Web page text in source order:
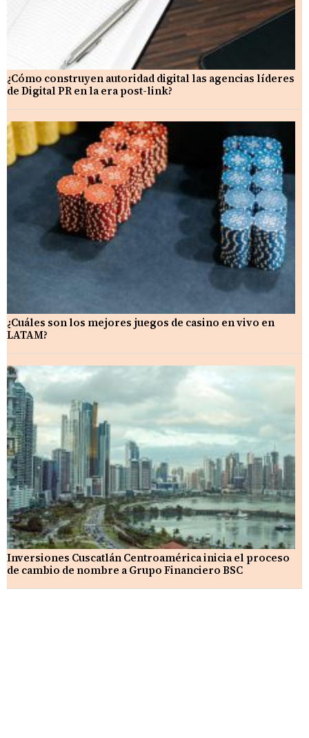
¿Cómo construyen autoridad digital las agencias líderes
de Digital PR en la era post-link?
¿Cuáles son los mejores juegos de casino en vivo en
LATAM?
Inversiones Cuscatlán Centroamérica inicia el proceso
de cambio de nombre a Grupo Financiero BSC